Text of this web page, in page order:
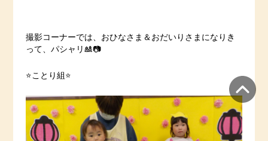
撮影コーナーでは、おひなさま＆おだいりさまになりき
って、パシャリ🎎📷
⭐️ことり組⭐️